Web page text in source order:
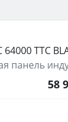
50–70 л
гриль,
64000 TTC
панель
58